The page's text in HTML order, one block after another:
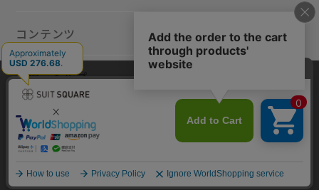
コンテンツ
規約・ヘルプ
Copyright © AOYAMA TRADING Co.,Ltd. All Rights Reserved
当サイトでは利用体験の向上およびコンテンツの最適な提供、トラフィ
ックの分析を目的としてCookieを使用しています。サイトの閲覧を継続
された場合、Cookieの利用に同意したものといたします。詳細について
はプライバシーポリシー をご確認ください。
同意して閉じる